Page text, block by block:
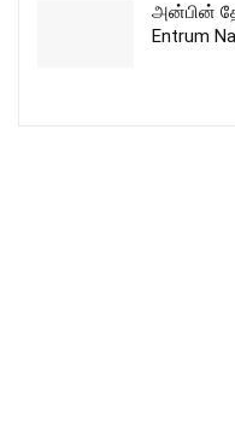
அன்பின்
Entrum